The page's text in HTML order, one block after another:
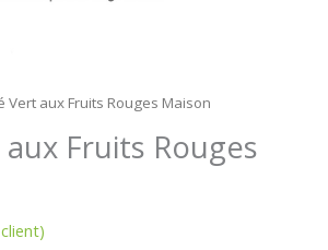
Vert aux Fruits Rouges Maison
Fruits Rouges